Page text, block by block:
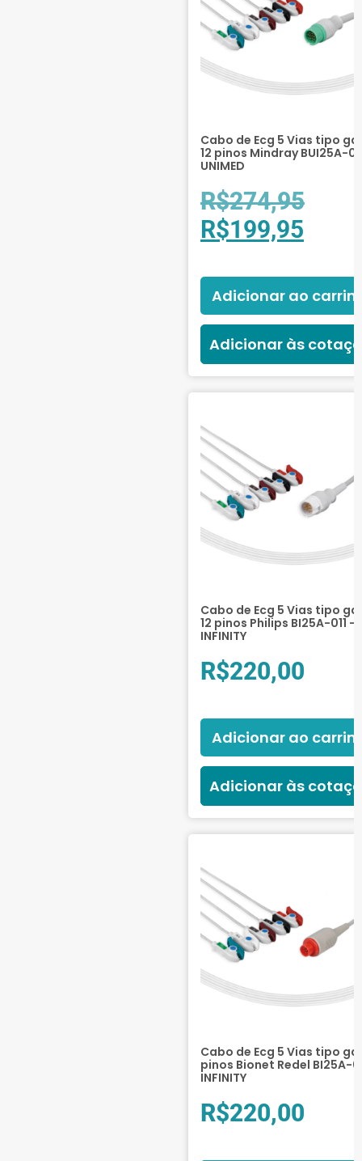
Cabo de Ecg 5 Vias tipo
12 pinos Mindray BUI25A-
UNIMED
R$274,95
R$199,95
Adicionar ao
Adicionar às
Cabo de Ecg 5 Vias tipo
12 pinos Philips BI25A-011 –
INFINITY
R$220,00
Adicionar ao
Adicionar às
Cabo de Ecg 5 Vias tipo
pinos Bionet Redel BI25A-
INFINITY
R$220,00